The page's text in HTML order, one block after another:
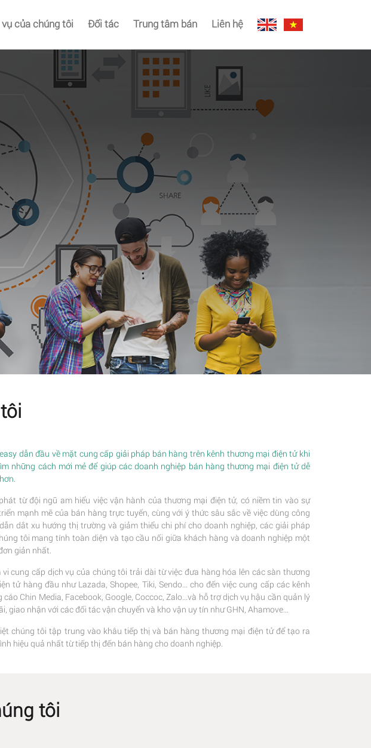
của chúng tôi Đối tác Trung tâm bán Liên hệ
dẫn đầu về mặt cung cấp giải pháp bán hàng trên kênh thương mại điện tử khi
những cách mới mẻ để giúp các doanh nghiệp bán hàng thương mại điện tử dễ
từ đội ngũ am hiểu việc vận hành của thương mại điện tử, có niềm tin vào sự
mạnh mẽ của bán hàng trực tuyến, cùng với ý thức sâu sắc về việc dùng công
dắt xu hướng thị trường và giảm thiểu chi phí cho doanh nghiệp, các giải pháp
tôi mang tính toàn diện và tạo cầu nối giữa khách hàng và doanh nghiệp một
giản nhất.
vi cung cấp dịch vụ của chúng tôi trải dài từ việc đưa hàng hóa lên các sàn thương
tử hàng đầu như Lazada, Shopee, Tiki, Sendo... cho đến việc cung cấp các kênh
cáo Chin Media, Facebook, Google, Coccoc, Zalo...và hỗ trợ dịch vụ hậu cần quản lý
giao nhận với các đối tác vận chuyển và kho vận uy tín như GHN, Ahamove...
chúng tôi tập trung vào khâu tiếp thị và bán hàng thương mại điện tử để tạo ra
hiệu quả nhất từ tiếp thị đến bán hàng cho doanh nghiệp.
tôi